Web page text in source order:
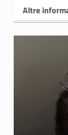
Altre